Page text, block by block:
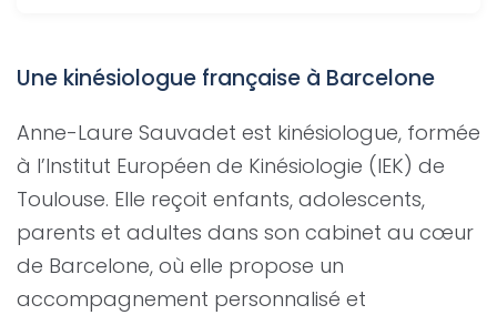
Une kinésiologue française à Barcelone
Anne-Laure Sauvadet est kinésiologue, formée
à l’Institut Européen de Kinésiologie (IEK) de
Toulouse. Elle reçoit enfants, adolescents,
parents et adultes dans son cabinet au cœur
de Barcelone, où elle propose un
accompagnement personnalisé et